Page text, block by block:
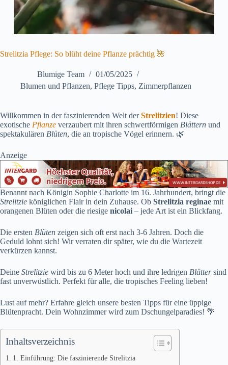
Strelitzia Pflege: So blüht deine Pflanze prächtig 🌺
Blumige Team
01/05/2025
Blumen und Pflanzen, Pflege Tipps, Zimmerpflanzen​
Willkommen in der faszinierenden Welt derStrelitzien! Diese
exotische Pflanze verzaubert mit ihren schwertförmigen Blättern und
spektakulären Blüten, die an tropische Vögel erinnern. 🌿
Anzeige
Benannt nach Königin Sophie Charlotte im 16. Jahrhundert, bringt die
Strelitzie königlichen Flair in dein Zuhause. Ob Strelitzia reginae mit
orangenen Blüten oder die riesige nicolai – jede Art ist ein Blickfang.
Die ersten Blüten zeigen sich oft erst nach 3-6 Jahren. Doch die
Geduld lohnt sich! Wir verraten dir später, wie du die Wartezeit
verkürzen kannst.
Deine Strelitzie wird bis zu 6 Meter hoch und ihre ledrigen Blättersind
fast unverwüstlich. Perfekt für alle, die tropisches Feeling lieben!
Lust auf mehr? Erfahre gleich unsere besten Tipps für eine üppige
Blütenpracht. Dein Wohnzimmer wird zum Dschungelparadies! 🌴
Inhaltsverzeichnis
1. Einführung: Die faszinierende Strelitzia